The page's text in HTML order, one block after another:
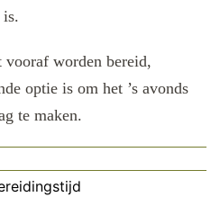
is.
worden bereid,
optie is om het ’s avonds
te maken.